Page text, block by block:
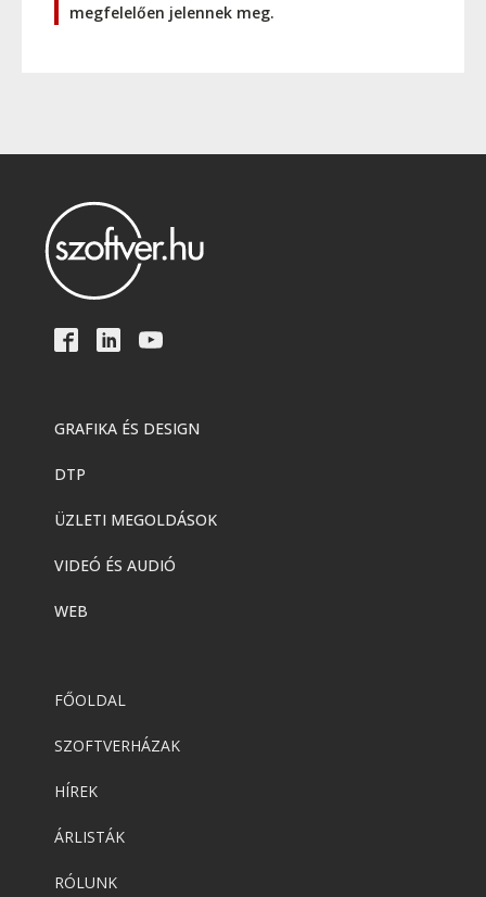
megfelelően jelennek meg.
GRAFIKA ÉS DESIGN
DTP
ÜZLETI MEGOLDÁSOK
VIDEÓ ÉS AUDIÓ
WEB
FŐOLDAL
SZOFTVERHÁZAK
HÍREK
ÁRLISTÁK
RÓLUNK